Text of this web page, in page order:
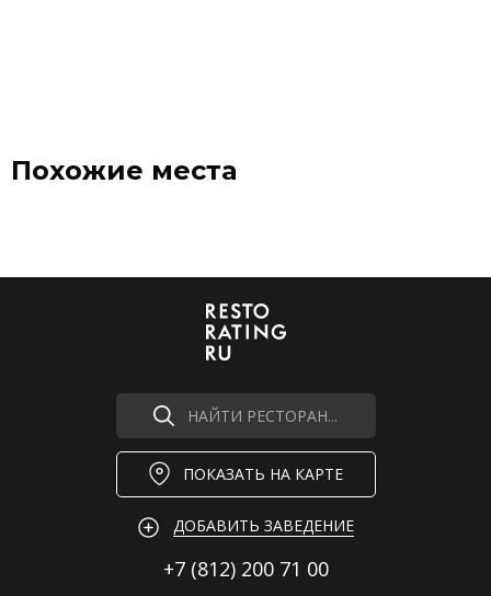
Похожие места
НАЙТИ РЕСТОРАН...
ПОКАЗАТЬ НА КАРТЕ
ДОБАВИТЬ ЗАВЕДЕНИЕ
+7 (812) 200 71 00